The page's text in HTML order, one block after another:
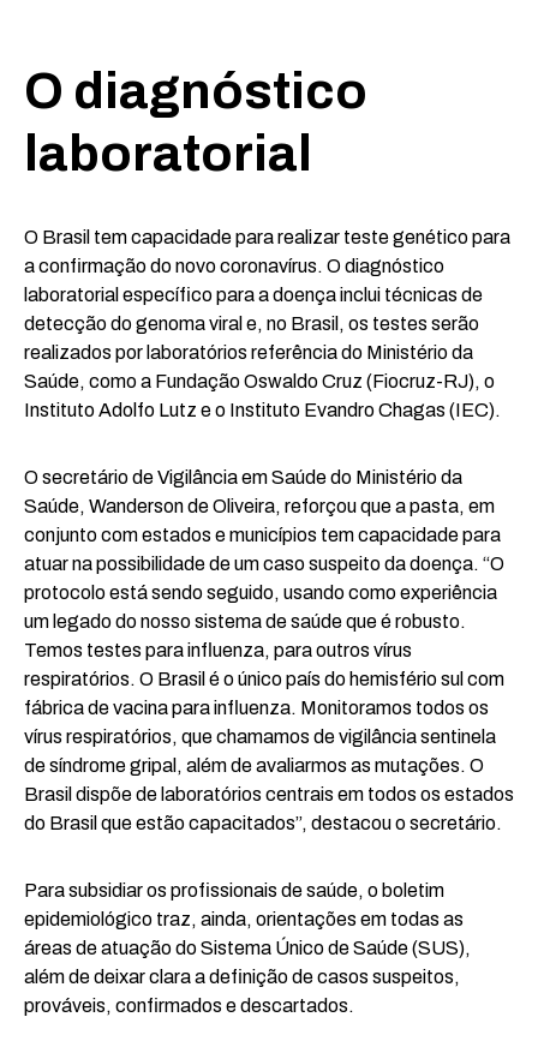
O diagnóstico
laboratorial
O Brasil tem capacidade para realizar teste genético para
a confirmação do novo coronavírus. O diagnóstico
laboratorial específico para a doença inclui técnicas de
detecção do genoma viral e, no Brasil, os testes serão
realizados por laboratórios referência do Ministério da
Saúde, como a Fundação Oswaldo Cruz (Fiocruz-RJ), o
Instituto Adolfo Lutz e o Instituto Evandro Chagas (IEC).
O secretário de Vigilância em Saúde do Ministério da
Saúde, Wanderson de Oliveira, reforçou que a pasta, em
conjunto com estados e municípios tem capacidade para
atuar na possibilidade de um caso suspeito da doença. “O
protocolo está sendo seguido, usando como experiência
um legado do nosso sistema de saúde que é robusto.
Temos testes para influenza, para outros vírus
respiratórios. O Brasil é o único país do hemisfério sul com
fábrica de vacina para influenza. Monitoramos todos os
vírus respiratórios, que chamamos de vigilância sentinela
de síndrome gripal, além de avaliarmos as mutações. O
Brasil dispõe de laboratórios centrais em todos os estados
do Brasil que estão capacitados”, destacou o secretário.
Para subsidiar os profissionais de saúde, o boletim
epidemiológico traz, ainda, orientações em todas as
áreas de atuação do Sistema Único de Saúde (SUS),
além de deixar clara a definição de casos suspeitos,
prováveis, confirmados e descartados.